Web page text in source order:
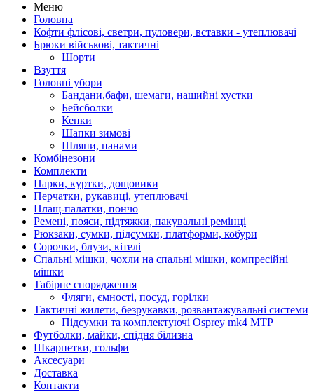
Меню
Головна
Кофти флісові, светри, пуловери, вставки - утеплювачі
Брюки військові, тактичні
Шорти
Взуття
Головні убори
Бандани,бафи, шемаги, нашийні хустки
Бейсболки
Кепки
Шапки зимові
Шляпи, панами
Комбінезони
Комплекти
Парки, куртки, дощовики
Перчатки, рукавиці, утеплювачі
Плащ-палатки, пончо
Ремені, пояси, підтяжки, пакувальні ремінці
Рюкзаки, сумки, підсумки, платформи, кобури
Сорочки, блузи, кітелі
Спальні мішки, чохли на спальні мішки, компресійні
мішки
Табірне спорядження
Фляги, ємності, посуд, горілки
Тактичні жилети, безрукавки, розвантажувальні системи
Підсумки та комплектуючі Osprey mk4 MTP
Футболки, майки, спідня білизна
Шкарпетки, гольфи
Аксесуари
Доставка
Контакти